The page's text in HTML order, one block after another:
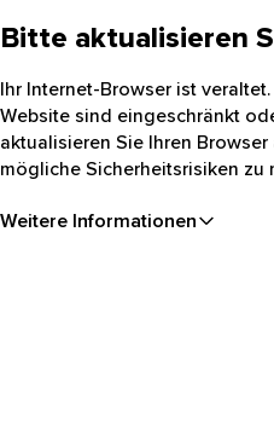
Bitte aktualisieren
Ihr Internet-Browser ist
Website sind eingeschränkt
aktualisieren Sie Ihren
mögliche Sicherheitsrisiken zu
Weitere Informationen